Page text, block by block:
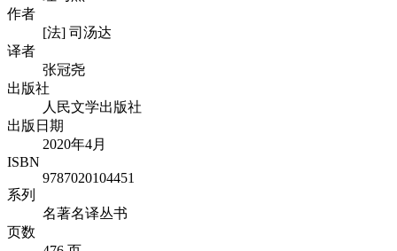
作者
[法] 司汤达
译者
张冠尧
出版社
人民文学出版社
出版日期
2020年4月
ISBN
9787020104451
系列
名著名译丛书
页数